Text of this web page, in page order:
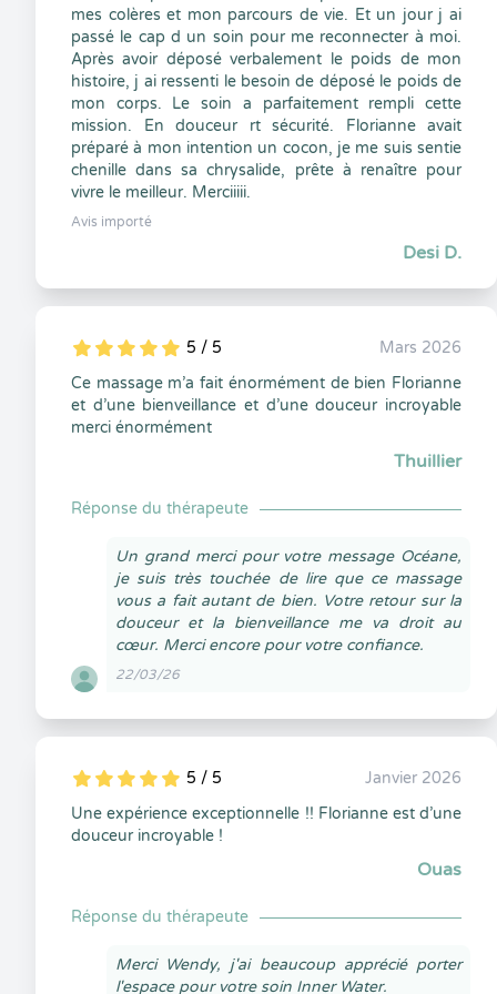
mes colères et mon parcours de vie. Et un jour j ai
passé le cap d un soin pour me reconnecter à moi.
Après avoir déposé verbalement le poids de mon
histoire, j ai ressenti le besoin de déposé le poids de
mon corps. Le soin a parfaitement rempli cette
mission. En douceur rt sécurité. Florianne avait
préparé à mon intention un cocon, je me suis sentie
chenille dans sa chrysalide, prête à renaître pour
vivre le meilleur. Merciiiii.
Avis importé
Desi D.
5
1
5
0 5 / 5
Mars 2026
Ce massage m’a fait énormément de bien Florianne
et d’une bienveillance et d’une douceur incroyable
merci énormément
Thuillier
Réponse du thérapeute
Un grand merci pour votre message Océane,
je suis très touchée de lire que ce massage
vous a fait autant de bien. Votre retour sur la
douceur et la bienveillance me va droit au
cœur. Merci encore pour votre confiance.
22/03/26
5
1
5
0 5 / 5
Janvier 2026
Une expérience exceptionnelle !! Florianne est d’une
douceur incroyable !
Ouas
Réponse du thérapeute
Merci Wendy, j'ai beaucoup apprécié porter
l'espace pour votre soin Inner Water.